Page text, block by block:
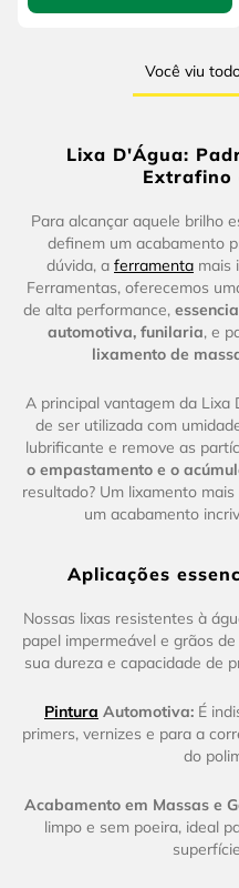
Você viu
Lixa D'Água:
Extrafino
Para alcançar aquele brilho
definem um acabamento
dúvida, a ferramenta mais
Ferramentas, oferecemos
de alta performance,
automotiva, funilaria, e
lixamento de
A principal vantagem da Lixa
de ser utilizada com
lubrificante e remove as
o empastamento e o
resultado? Um lixamento
um acabamento
Aplicações
Nossas lixas resistentes à
papel impermeável e grãos
sua dureza e capacidade de
Pintura Automotiva: É
primers, vernizes e para a
do
Acabamento em Massas e
limpo e sem poeira, ideal